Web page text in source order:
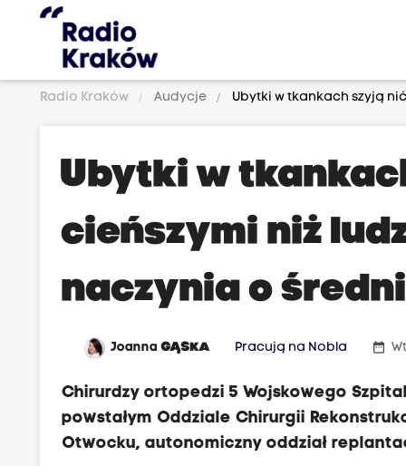
Radio Kraków Audycje Ubytki w tkankach szyją
Ubytki w
cieńszymi niż
naczynia o
JoannaGĄSKA Pracują na Nobla date_range
Chirurdzy ortopedzi 5 Wojskowego
powstałym Oddziale Chirurgii
Otwocku, autonomiczny oddział